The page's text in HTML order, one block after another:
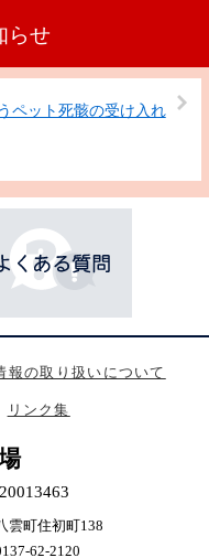
らせ
ペット死骸の受け入れ
報の取り扱いについて
リンク集
雲町住初町138
62-2120